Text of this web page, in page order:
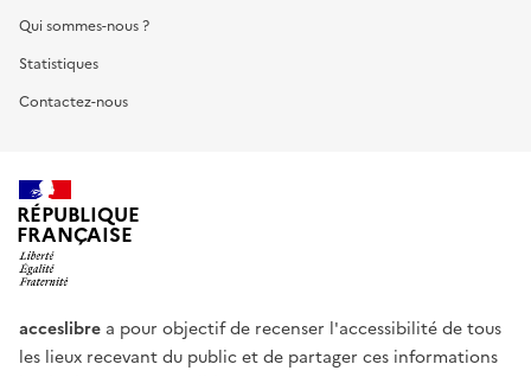
Qui sommes-nous ?
Statistiques
Contactez-nous
RÉPUBLIQUE
FRANÇAISE
acceslibre a pour objectif de recenser l'accessibilité de tous
les lieux recevant du public et de partager ces informations